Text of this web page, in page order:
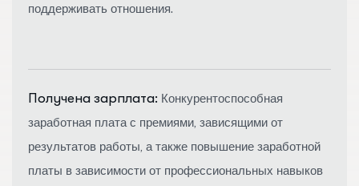
поддерживать отношения.
Получена зарплата: Конкурентоспособная
заработная плата с премиями, зависящими от
результатов работы, а также повышение заработной
платы в зависимости от профессиональных навыков